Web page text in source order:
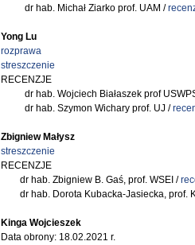
dr hab. Michał Ziarko prof. UAM /
Yong Lu
rozprawa
streszczenie
RECENZJE
dr hab. Wojciech Białaszek prof
dr hab. Szymon Wichary prof. UJ /
Zbigniew Małysz
streszczenie
RECENZJE
dr hab. Zbigniew B. Gaś, prof. WSEI /
dr hab. Dorota Kubacka-Jasiecka, prof.
Kinga Wojcieszek
Data obrony: 18.02.2021 r.